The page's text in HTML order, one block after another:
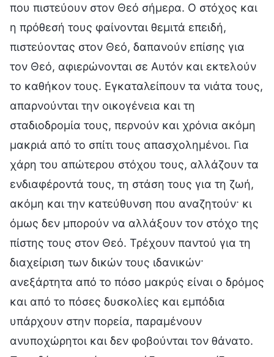
που πιστεύουν στον Θεό σήμερα. Ο στόχος και
η πρόθεσή τους φαίνονται θεμιτά επειδή,
πιστεύοντας στον Θεό, δαπανούν επίσης για
τον Θεό, αφιερώνονται σε Αυτόν και εκτελούν
το καθήκον τους. Εγκαταλείπουν τα νιάτα τους,
απαρνούνται την οικογένεια και τη
σταδιοδρομία τους, περνούν και χρόνια ακόμη
μακριά από το σπίτι τους απασχολημένοι. Για
χάρη του απώτερου στόχου τους, αλλάζουν τα
ενδιαφέροντά τους, τη στάση τους για τη ζωή,
ακόμη και την κατεύθυνση που αναζητούν· κι
όμως δεν μπορούν να αλλάξουν τον στόχο της
πίστης τους στον Θεό. Τρέχουν παντού για τη
διαχείριση των δικών τους ιδανικών·
ανεξάρτητα από το πόσο μακρύς είναι ο δρόμος
και από το πόσες δυσκολίες και εμπόδια
υπάρχουν στην πορεία, παραμένουν
ανυποχώρητοι και δεν φοβούνται τον θάνατο.